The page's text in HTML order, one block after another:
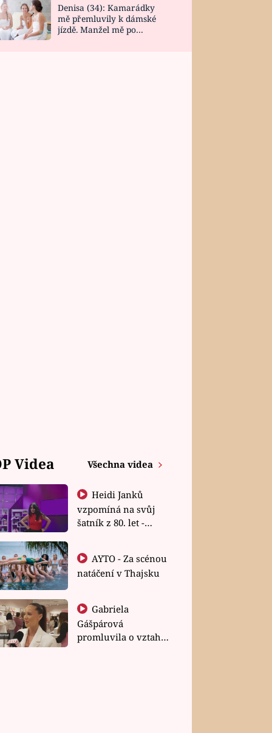
Denisa (34): Kamarádky
mě přemluvily k dámské
jízdě. Manžel mě po
Videa Všechna videa
Heidi Janků
vzpomíná na svůj
šatník z 80. let -
natáčení v Thajsku
Gabriela
Gášpárová
promluvila o vztahu